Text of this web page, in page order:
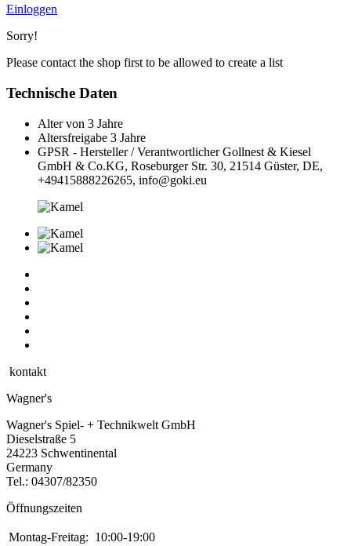
Einloggen
Sorry!
Please contact the shop first to be allowed to create a list
Technische Daten
Alter von 3 Jahre
Altersfreigabe 3 Jahre
GPSR - Hersteller / Verantwortlicher Gollnest & Kiesel
GmbH & Co.KG, Roseburger Str. 30, 21514 Güster, DE,
+49415888226265, info@goki.eu
kontakt
Wagner's
Wagner's Spiel- + Technikwelt GmbH
Dieselstraße 5
24223 Schwentinental
Germany
Tel.: 04307/82350
Öffnungszeiten
Montag-Freitag: 10:00-19:00